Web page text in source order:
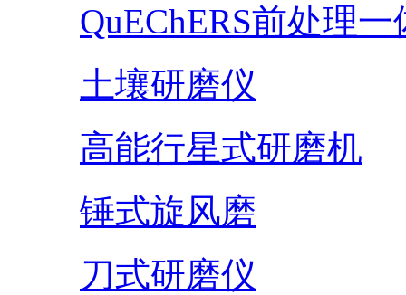
QuEChERS前处理一
土壤研磨仪
高能行星式研磨机
锤式旋风磨
刀式研磨仪